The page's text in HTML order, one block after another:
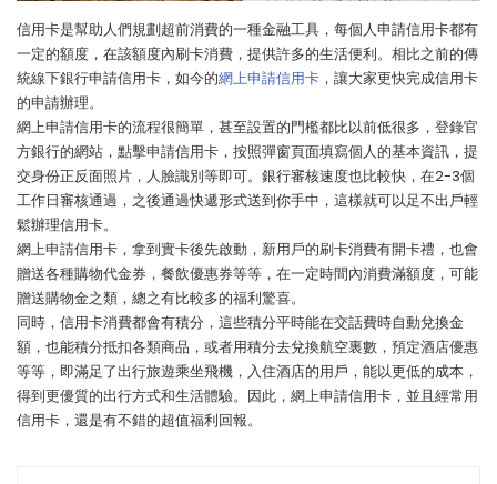
信用卡是幫助人們規劃超前消費的一種金融工具，每個人申請信用卡都有
一定的額度，在該額度內刷卡消費，提供許多的生活便利。相比之前的傳
統線下銀行申請信用卡，如今的網上申請信用卡 ，讓大家更快完成信用卡
的申請辦理。
網上申請信用卡的流程很簡單，甚至設置的門檻都比以前低很多，登錄官
方銀行的網站，點擊申請信用卡，按照彈窗頁面填寫個人的基本資訊，提
交身份正反面照片，人臉識別等即可。銀行審核速度也比較快，在2-3個
工作日審核通過，之後通過快遞形式送到你手中，這樣就可以足不出戶輕
鬆辦理信用卡。
網上申請信用卡，拿到實卡後先啟動，新用戶的刷卡消費有開卡禮，也會
贈送各種購物代金券，餐飲優惠券等等，在一定時間內消費滿額度，可能
贈送購物金之類，總之有比較多的福利驚喜。
同時，信用卡消費都會有積分，這些積分平時能在交話費時自動兌換金
額，也能積分抵扣各類商品，或者用積分去兌換航空裏數，預定酒店優惠
等等，即滿足了出行旅遊乘坐飛機，入住酒店的用戶，能以更低的成本，
得到更優質的出行方式和生活體驗。因此，網上申請信用卡，並且經常用
信用卡，還是有不錯的超值福利回報。